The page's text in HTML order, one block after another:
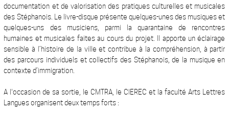
documentation et de valorisation des pratiques culturelles et musicales
des Stéphanois. Le livre-disque présente quelques-unes des musiques et
quelques-uns des musiciens, parmi la quarantaine de rencontres
humaines et musicales faites au cours du projet. Il apporte un éclairage
sensible à l’histoire de la ville et contribue à la compréhension, à partir
des parcours individuels et collectifs des Stéphanois, de la musique en
contexte d’immigration.
A l'occasion de sa sortie, le CMTRA, le CIEREC et la faculté Arts Lettres
Langues organisent deux temps forts :